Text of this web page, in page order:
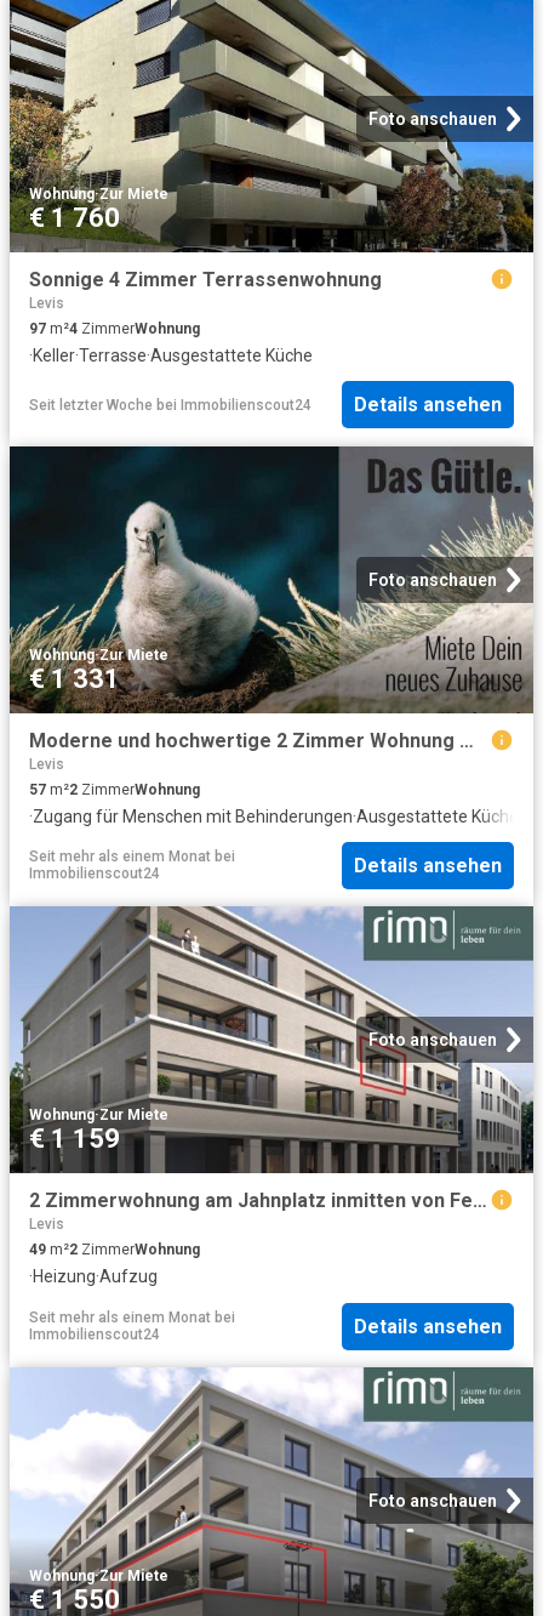
Foto anschauen
Wohnung·Zur Miete
€ 1 760
Sonnige 4 Zimmer Terrassenwohnung
Levis
97 m²4 ZimmerWohnung
·Keller·Terrasse·Ausgestattete Küche
Seit letzter Woche bei Immobilienscout24 Details ansehen
Foto anschauen
Wohnung·Zur Miete
€ 1 331
Moderne und hochwertige 2 Zimmer Wohnung mit Loggia und TG Platz
Levis
57 m²2 ZimmerWohnung
·Zugang für Menschen mit Behinderungen·Ausgestattete Küche
Seit mehr als einem Monat bei
Immobilienscout24
Details ansehen
Foto anschauen
Wohnung·Zur Miete
€ 1 159
2 Zimmerwohnung am Jahnplatz inmitten von Feldkirch Erstbezug zu mieten Top A2.5
Levis
49 m²2 ZimmerWohnung
·Heizung·Aufzug
Seit mehr als einem Monat bei
Immobilienscout24
Details ansehen
Foto anschauen
Wohnung·Zur Miete
€ 1 550